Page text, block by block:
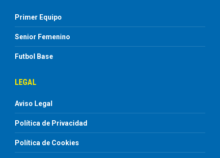
Primer Equipo
Senior Femenino
Futbol Base
LEGAL
Aviso Legal
Política de Privacidad
Política de Cookies